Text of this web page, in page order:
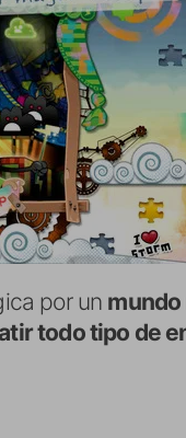
por un mundo
todo tipo de